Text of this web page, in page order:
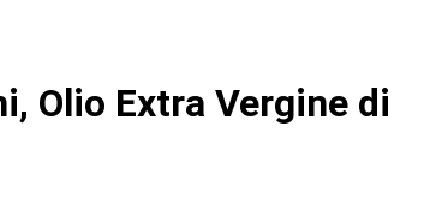
Olio Extra Vergine di